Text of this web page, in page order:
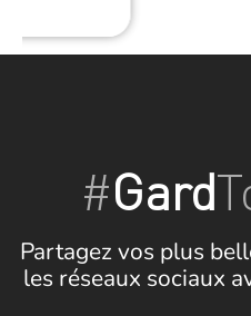
#Gard
Partagez vos plus
les réseaux sociaux